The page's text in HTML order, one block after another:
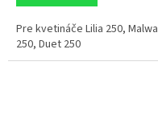
Pre kvetináče Lilia 250, Malwa
250, Duet 250